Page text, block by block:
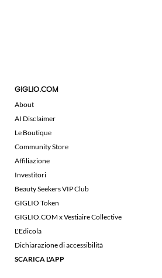
GIGLIO.COM
About
AI Disclaimer
Le Boutique
Community Store
Affiliazione
Investitori
Beauty Seekers VIP Club
GIGLIO Token
GIGLIO.COM x Vestiaire Collective
L'Edicola
Dichiarazione di accessibilità
SCARICA L'APP